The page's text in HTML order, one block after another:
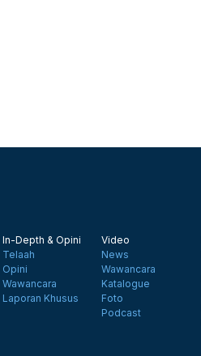
In-Depth & Opini
Telaah
Opini
Wawancara
Laporan Khusus
Video
News
Wawancara
Katalogue
Foto
Podcast